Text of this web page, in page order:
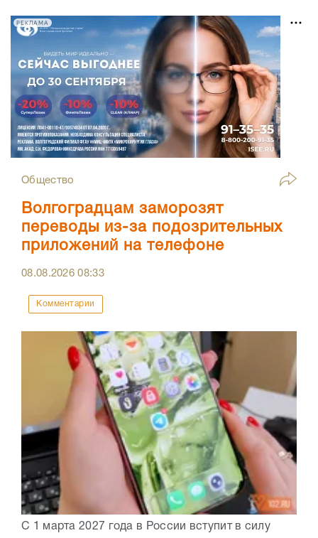
РЕКЛАМА
Общество
Волгоградцам заморозят
переводы из-за подозрительных
приложений на телефоне
08.08.202608:33
Комментарии
С 1 марта 2027 года в России вступит в силу